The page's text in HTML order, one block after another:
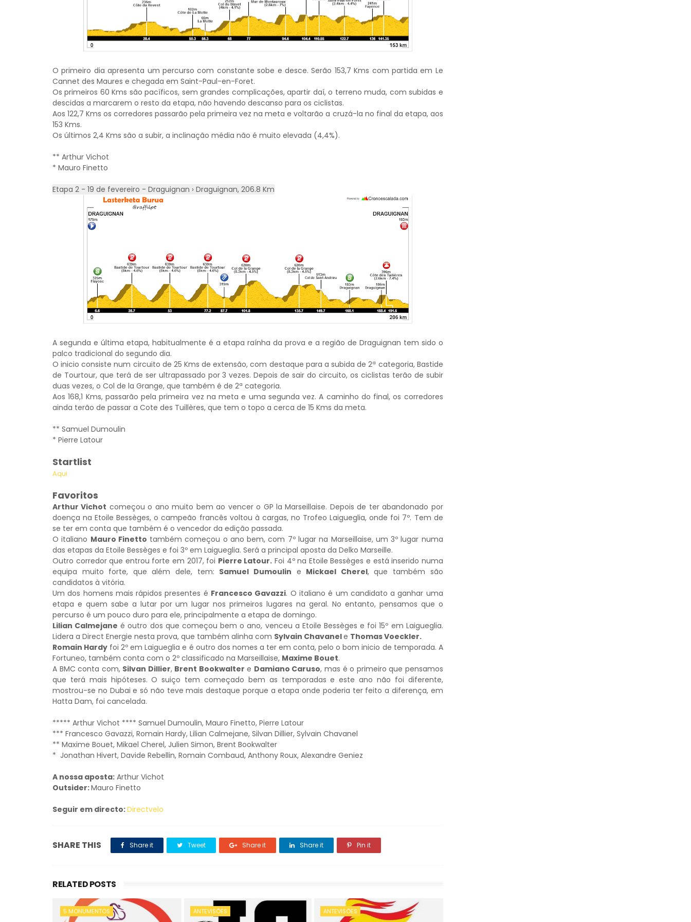
O primeiro dia apresenta um percurso com constante sobe e desce. Serão 153,7 Kms com partida em Le
Cannet des Maures e chegada em Saint-Paul-en-Foret.
Os primeiros 60 Kms são pacíficos, sem grandes complicações, apartir daí, o terreno muda, com subidas e
descidas a marcarem o resto da etapa, não havendo descanso para os ciclistas.
Aos 122,7 Kms os corredores passarão pela primeira vez na meta e voltarão a cruzá-la no final da etapa, aos
153 Kms.
Os últimos 2,4 Kms são a subir, a inclinação média não é muito elevada (4,4%).
** Arthur Vichot
* Mauro Finetto
Etapa 2 - 19 de fevereiro - Draguignan › Draguignan, 206.8 Km
A segunda e última etapa, habitualmente é a etapa raínha da prova e a região de Draguignan tem sido o
palco tradicional do segundo dia.
O inicio consiste num circuito de 25 Kms de extensão, com destaque para a subida de 2ª categoria, Bastide
de Tourtour, que terá de ser ultrapassado por 3 vezes. Depois de sair do circuito, os ciclistas terão de subir
duas vezes, o Col de la Grange, que também é de 2ª categoria.
Aos 168,1 Kms, passarão pela primeira vez na meta e uma segunda vez. A caminho do final, os corredores
ainda terão de passar a Cote des Tuillères, que tem o topo a cerca de 15 Kms da meta.
** Samuel Dumoulin
* Pierre Latour
Startlist
Aqui
Favoritos
Arthur Vichot começou o ano muito bem ao vencer o GP la Marseillaise. Depois de ter abandonado por
doença na Etoile Bessèges, o campeão francês voltou à cargas, no Trofeo Laigueglia, onde foi 7º. Tem de
se ter em conta que também é o vencedor da edição passada.
O italiano Mauro Finetto também começou o ano bem, com 7º lugar na Marseillaise, um 3º lugar numa
das etapas da Etoile Bessèges e foi 3º em Laigueglia. Será a principal aposta da Delko Marseille.
Outro corredor que entrou forte em 2017, foi Pierre Latour. Foi 4º na Etoile Bessèges e está inserido numa
equipa muito forte, que além dele, tem: Samuel Dumoulin e Mickael Cherel, que também são
candidatos à vitória.
Um dos homens mais rápidos presentes é Francesco Gavazzi. O italiano é um candidato a ganhar uma
etapa e quem sabe a lutar por um lugar nos primeiros lugares na geral. No entanto, pensamos que o
percurso é um pouco duro para ele, principalmente a etapa de domingo.
Lilian Calmejane é outro dos que começou bem o ano, venceu a Etoile Bessèges e foi 15º em Laigueglia.
Lidera a Direct Energie nesta prova, que também alinha com Sylvain Chavanele Thomas Voeckler.
Romain Hardy foi 2º em Laigueglia e é outro dos nomes a ter em conta, pelo o bom inicio de temporada. A
Fortuneo, também conta com o 2º classificado na Marseillaise, Maxime Bouet.
A BMC conta com, Silvan Dillier, Brent Bookwalter e Damiano Caruso, mas é o primeiro que pensamos
que terá mais hipóteses. O suiço tem começado bem as temporadas e este ano não foi diferente,
mostrou-se no Dubai e só não teve mais destaque porque a etapa onde poderia ter feito a diferença, em
Hatta Dam, foi cancelada.
***** Arthur Vichot **** Samuel Dumoulin, Mauro Finetto, Pierre Latour
*** Francesco Gavazzi, Romain Hardy, Lilian Calmejane, Silvan Dillier, Sylvain Chavanel
** Maxime Bouet, Mikael Cherel, Julien Simon, Brent Bookwalter
* Jonathan Hivert, Davide Rebellin, Romain Combaud, Anthony Roux, Alexandre Geniez
A nossa aposta: Arthur Vichot
Outsider:Mauro Finetto
Seguir em directo:Directvelo
SHARE THIS Share it Tweet Share it Share it Pin it
RELATED POSTS
5 MONUMENTOS ANTEVISÕES ANTEVISÕES